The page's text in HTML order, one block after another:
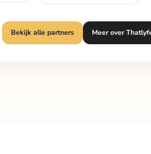
Bekijk alle partners Meer over